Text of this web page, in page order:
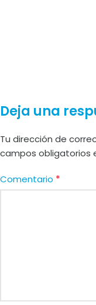
Deja una
Tu dirección de
campos obligatorios
Comentario *